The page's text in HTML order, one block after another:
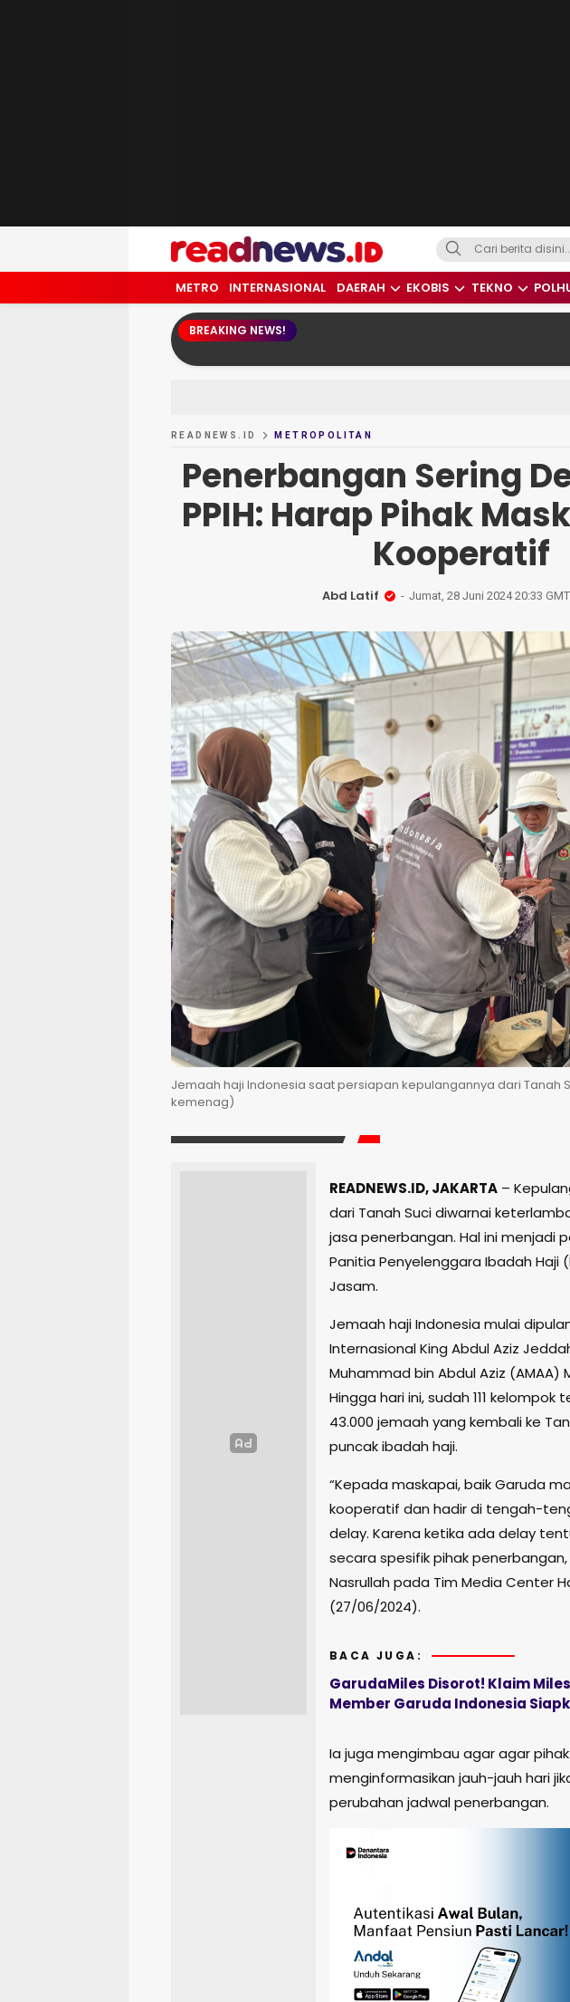
readnews.id
Berita Terkini, Update Terbaru Hari ini dari Indonesia dan Dunia
METRO INTERNASIONAL DAERAH EKOBIS TEKNO
BREAKING NEWS!
READNEWS.ID METROPOLITAN
Penerbangan Sering
PPIH: Harap Pihak
Kooperatif
Abd Latif Jumat, 28 Juni 2024 20:33
Jemaah haji Indonesia saat persiapan kepulangannya dari Tanah
kemenag)
READNEWS.ID, JAKARTA –
dari Tanah Suci diwarnai
jasa penerbangan. Hal ini menjadi
Panitia Penyelenggara Ibadah Haji
Jasam.
Jemaah haji Indonesia mulai
Internasional King Abdul Aziz
Muhammad bin Abdul Aziz (AMAA)
Hingga hari ini, sudah 111
43.000 jemaah yang kembali ke
puncak ibadah haji.
“Kepada maskapai, baik Garuda
kooperatif dan hadir di tengah-
delay. Karena ketika ada delay
secara spesifik pihak penerbangan,
Nasrullah pada Tim Media Center
(27/06/2024).
BACA JUGA:
GarudaMiles Disorot! Klaim
Member Garuda Indonesia
Ia juga mengimbau agar agar
menginformasikan jauh-jauh hari
perubahan jadwal penerbangan.